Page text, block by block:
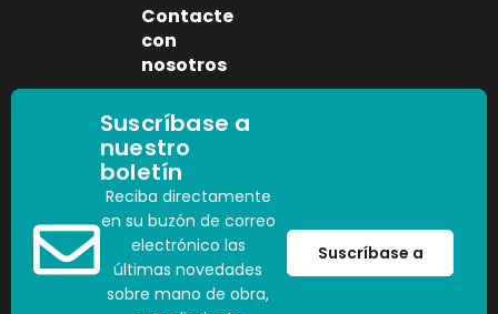
Contacte
con
nosotros
Suscríbase a
nuestro
boletín
Reciba directamente
en su buzón de correo
electrónico las
últimas novedades
sobre mano de obra,
Suscríbase a